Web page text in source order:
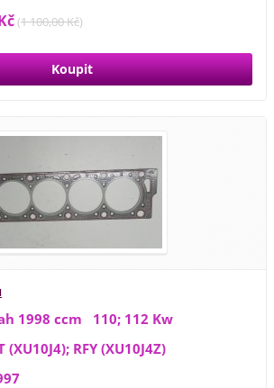
(1 100,00 Kč)
1998 ccm 110; 112 Kw
RFY (XU10J4Z)